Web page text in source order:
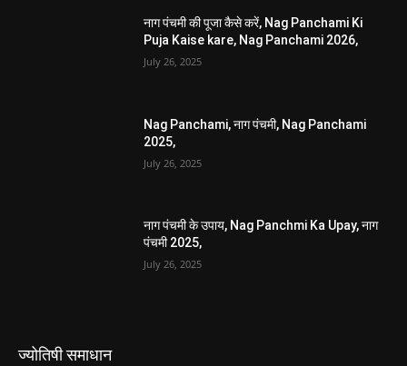
नाग पंचमी की पूजा कैसे करें, Nag Panchami Ki
Puja Kaise kare, Nag Panchami 2026,
July 26, 2025
Nag Panchami, नाग पंचमी, Nag Panchami
2025,
July 26, 2025
नाग पंचमी के उपाय, Nag Panchmi Ka Upay, नाग
पंचमी 2025,
July 26, 2025
ज्योतिषी समाधान